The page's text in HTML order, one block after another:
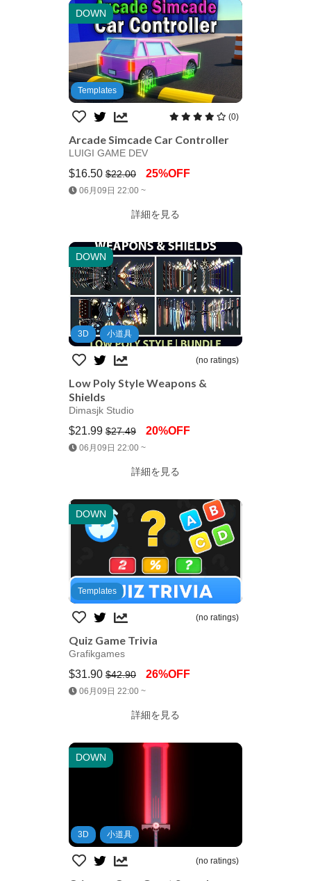
DOWN
Templates
(0)
Arcade Simcade Car Controller
LUIGI GAME DEV
$16.50 $22.00 25%OFF
06月09日 22:00 ~
詳細を見る
DOWN
Jump AssetStore
3D 小道具
(no ratings)
Low Poly Style Weapons &
Shields
Dimasjk Studio
$21.99 $27.49 20%OFF
06月09日 22:00 ~
詳細を見る
DOWN
Jump AssetStore
Templates
(no ratings)
Quiz Game Trivia
Grafikgames
$31.90 $42.90 26%OFF
06月09日 22:00 ~
詳細を見る
DOWN
Jump AssetStore
3D 小道具
(no ratings)